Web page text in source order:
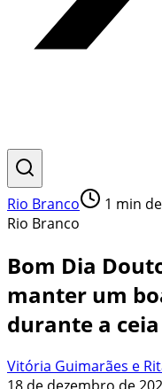
Rio Branco 1 min
Rio Branco
Bom Dia
manter um
durante a
Vitória Guimarães e